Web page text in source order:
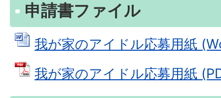
申請書ファイル
我が家のアイドル応募用紙
我が家のアイドル応募用紙